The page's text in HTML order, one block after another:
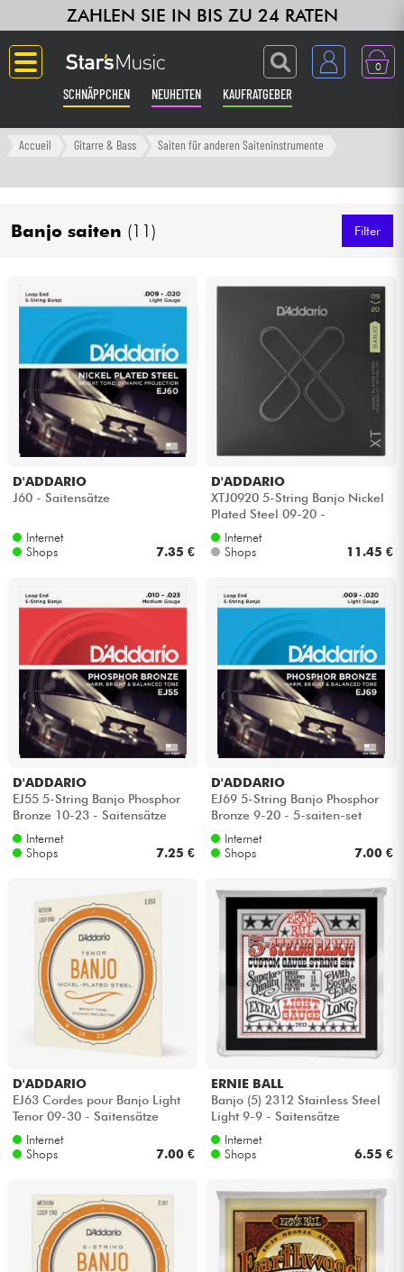
ZAHLEN SIE IN BIS ZU 24 RATEN
0
SCHNÄPPCHEN NEUHEITEN KAUFRATGEBER
Langue
Verstärker & Effekte
Synths & samplers
Studio
Kopfhörer
Licht
Drums
Blasinstrumente
Violinen & Quartett
Kinder
Kabel & Zubehöre
HiFi
Bundle
Sehen Sie sich unsere Marken an
Accueil Gitarre & Bass Saiten für anderen Saiteninstrumente
Banjo saiten (11) Filter
D'ADDARIO
J60 - Saitensätze
Internet
Shops
7.35 €
D'ADDARIO
XTJ0920 5-String Banjo Nickel
Plated Steel 09-20 -
Saitensätze
Internet
Shops
11.45 €
D'ADDARIO
EJ55 5-String Banjo Phosphor
Bronze 10-23 - Saitensätze
Internet
Shops
7.25 €
D'ADDARIO
EJ69 5-String Banjo Phosphor
Bronze 9-20 - 5-saiten-set
Internet
Shops
7.00 €
D'ADDARIO
EJ63 Cordes pour Banjo Light
Tenor 09-30 - Saitensätze
Internet
Shops
7.00 €
ERNIE BALL
Banjo (5) 2312 Stainless Steel
Light 9-9 - Saitensätze
Internet
Shops
6.55 €